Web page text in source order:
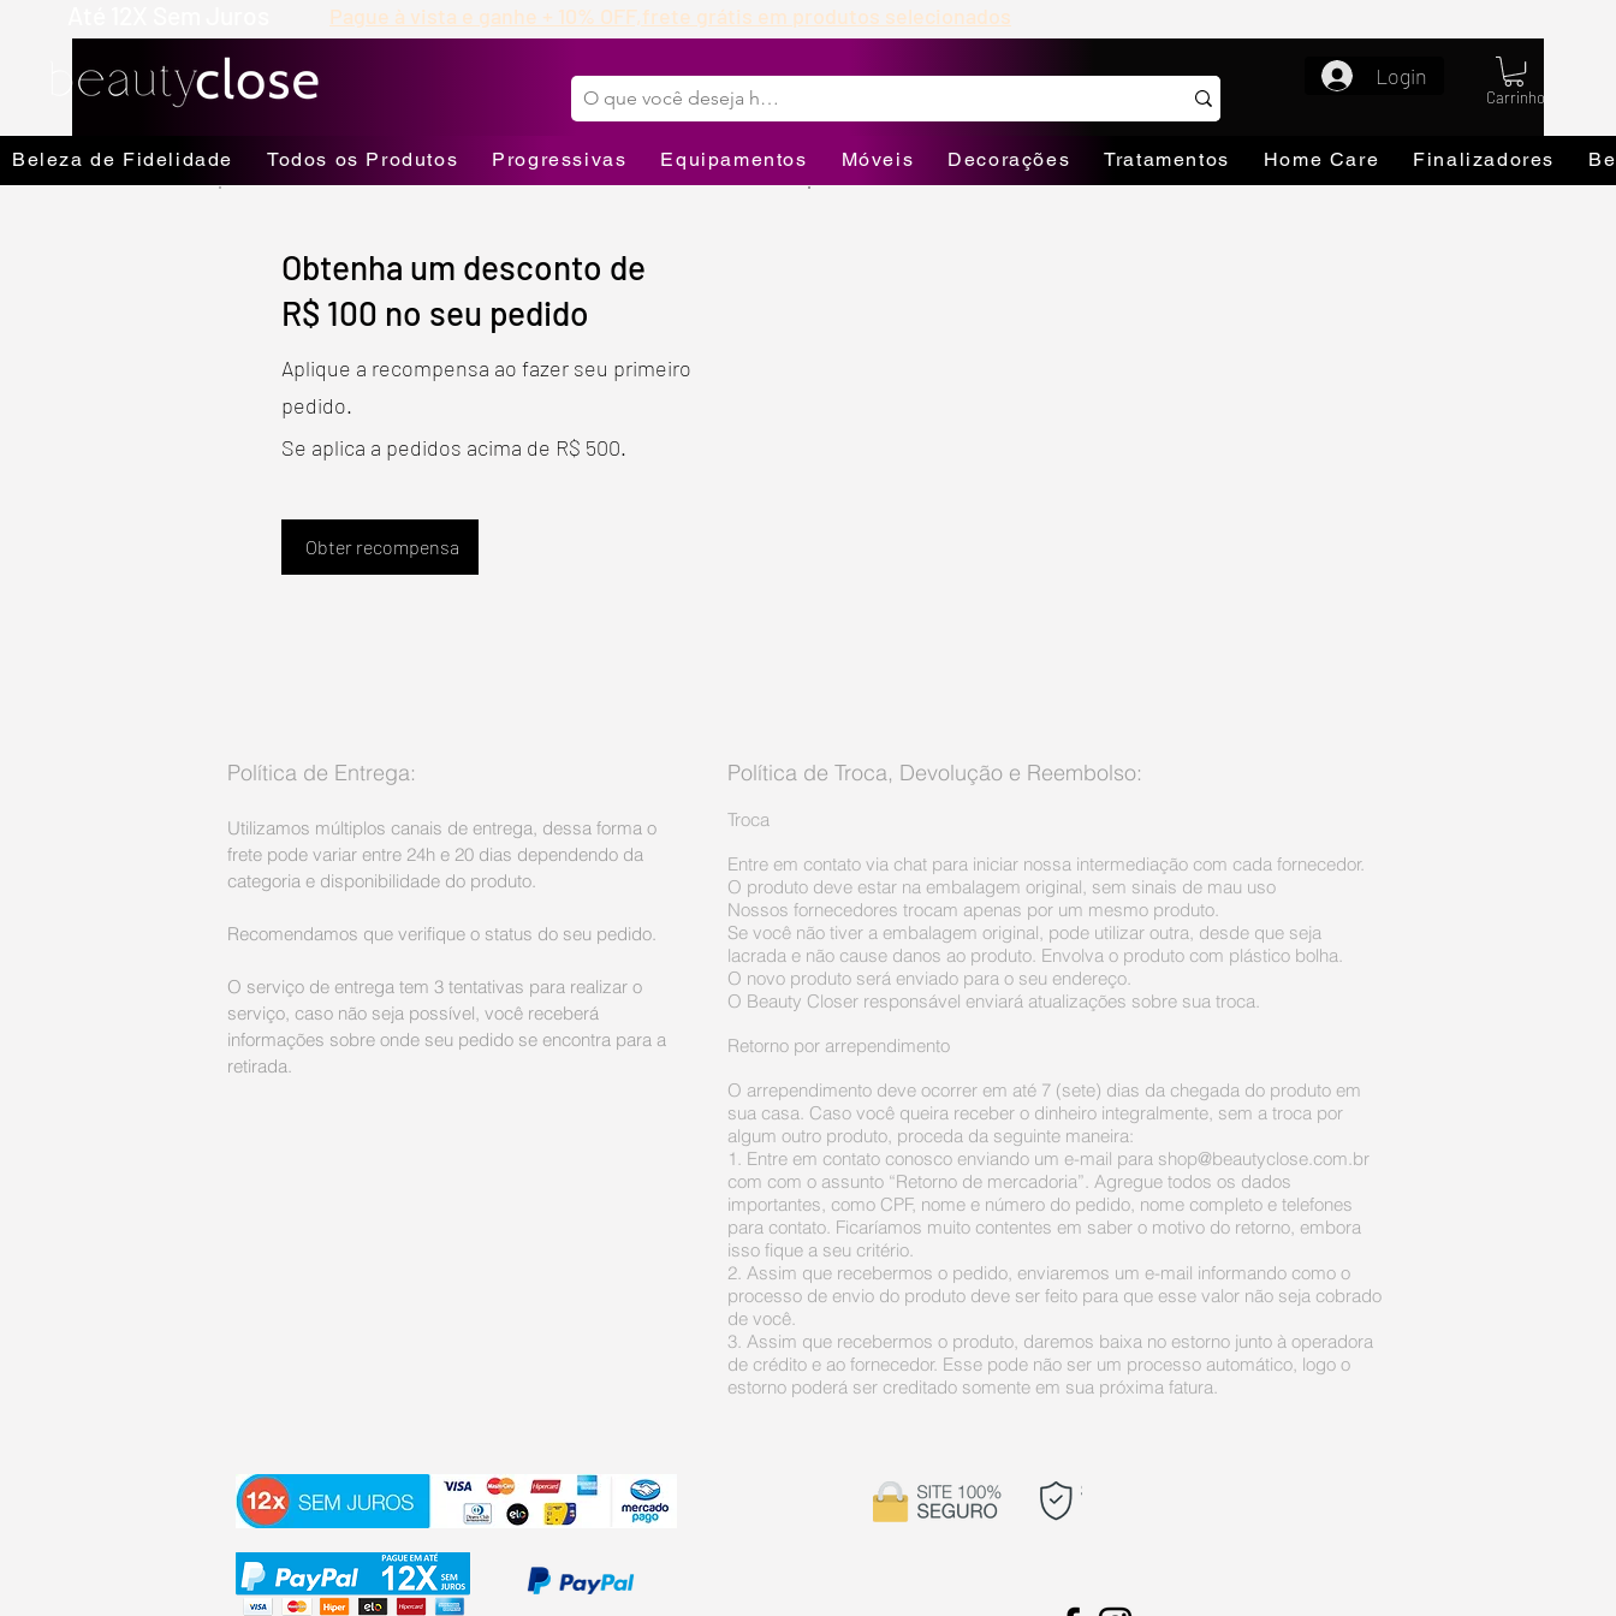
Pague à vista e ganhe + 10% OFF,
Login
Carrinho
Beleza de Fidelidade Todos os Produtos Progressivas Equipamentos Móveis Decorações Tratamentos Home Care Finalizadores
frete grátis em produtos selecionados
Obtenha um desconto de
R$ 100 no seu pedido
Aplique a recompensa ao fazer seu primeiro
pedido.
Obter recompensa
Se aplica a pedidos acima de R$ 500.
Política de Entrega:
Utilizamos múltiplos canais de entrega, dessa forma o
frete pode variar entre 24h e 20 dias dependendo da
categoria e disponibilidade do produto.
Recomendamos que verifique o status do seu pedido.
O serviço de entrega tem 3 tentativas para realizar o
serviço, caso não seja possível, você receberá
informações sobre onde seu pedido se encontra para a
retirada.
Política de Troca, Devolução e Reembolso:
Troca
Entre em contato via chat para iniciar nossa intermediação com cada fornecedor.
O produto deve estar na embalagem original, sem sinais de mau uso
Nossos fornecedores trocam apenas por um mesmo produto.
Se você não tiver a embalagem original, pode utilizar outra, desde que seja
lacrada e não cause danos ao produto. Envolva o produto com plástico bolha.
O novo produto será enviado para o seu endereço.
O Beauty Closer responsável enviará atualizações sobre sua troca.
Retorno por arrependimento
O arrependimento deve ocorrer em até 7 (sete) dias da chegada do produto em
sua casa. Caso você queira receber o dinheiro integralmente, sem a troca por
algum outro produto, proceda da seguinte maneira:
1. Entre em contato conosco enviando um e-mail para shop@beautyclose.com.br
com com o assunto “Retorno de mercadoria”. Agregue todos os dados
importantes, como CPF, nome e número do pedido, nome completo e telefones
para contato. Ficaríamos muito contentes em saber o motivo do retorno, embora
isso fique a seu critério.
2. Assim que recebermos o pedido, enviaremos um e-mail informando como o
processo de envio do produto deve ser feito para que esse valor não seja cobrado
de você.
3. Assim que recebermos o produto, daremos baixa no estorno junto à operadora
de crédito e ao fornecedor. Esse pode não ser um processo automático, logo o
estorno poderá ser creditado somente em sua próxima fatura.